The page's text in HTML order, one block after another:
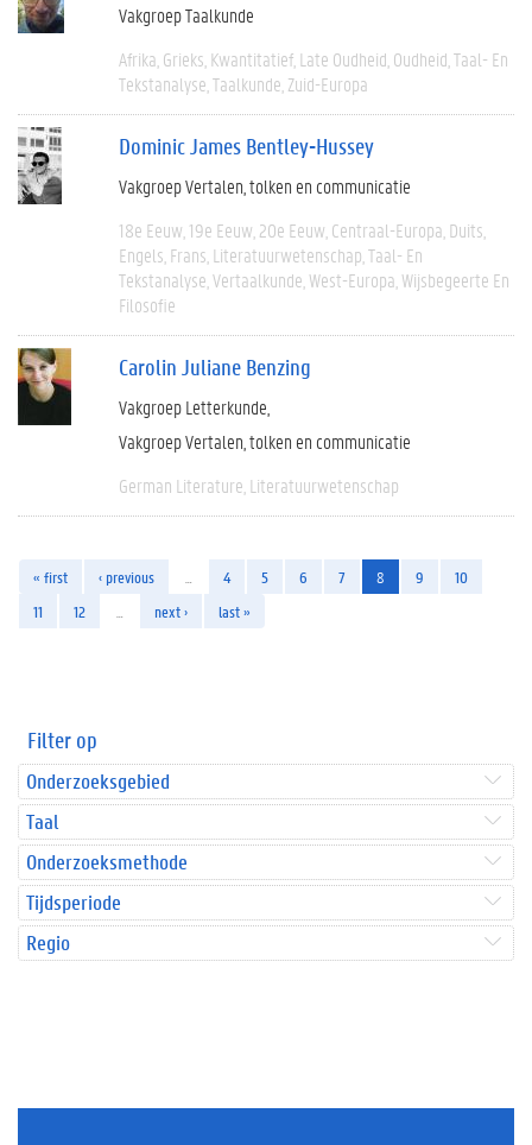
Vakgroep Taalkunde
Afrika Grieks Kwantitatief Late Oudheid Oudheid Taal- En
Tekstanalyse Taalkunde Zuid-Europa
Dominic James Bentley-Hussey
Vakgroep Vertalen, tolken en communicatie
18e Eeuw 19e Eeuw 20e Eeuw Centraal-Europa Duits
Engels Frans Literatuurwetenschap Taal- En
Tekstanalyse Vertaalkunde West-Europa Wijsbegeerte En
Filosofie
Carolin Juliane Benzing
Vakgroep Letterkunde
Vakgroep Vertalen, tolken en communicatie
German Literature Literatuurwetenschap
« first ‹ previous 4 5 6 7 8 9
10
11
12 next › last »
Filter op
Onderzoeksgebied
Taal
Onderzoeksmethode
Tijdsperiode
Regio